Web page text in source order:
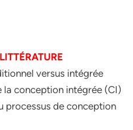
versus intégrée
la conception intégrée (CI)
processus de conception